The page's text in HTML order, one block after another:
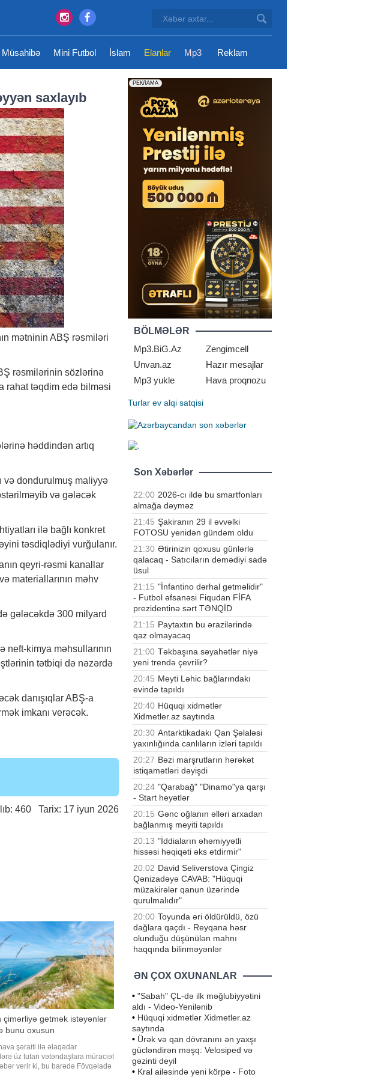
Müsahibə Mini Futbol İslam Elanlar Mp3 Reklam
saxlayıb
mətninin ABŞ rəsmiləri
rəsmilərinin sözlərinə
rahat təqdim edə bilməsi
həddindən artıq
və dondurulmuş maliyyə
və gələcək
ilə bağlı konkret
təsdiqlədiyi vurğulanır.
qeyri-rəsmi kanallar
materiallarının məhv
gələcəkdə 300 milyard
neft-kimya məhsullarının
tətbiqi də nəzərdə
danışıqlar ABŞ-a
imkanı verəcək.
460 Tarix: 17 iyun 2026
çimərliyə getmək istəyənlər
bunu oxusun
şəraiti ilə əlaqədar
üz tutan vətəndaşlara müraciət
verir ki, bu barədə Fövqəladə
BÖLMƏLƏR
Mp3.BiG.Az
Zengimcell
Unvan.az
Hazır mesajlar
Mp3 yukle
Hava proqnozu
Turlar ev alqi satqisi
Son Xəbərlər
22:00 2026-cı ildə bu smartfonları
almağa dəyməz
21:45 Şakiranın 29 il əvvəlki
FOTOSU yenidən gündəm oldu
21:30 Ətirinizin qoxusu günlərlə
qalacaq - Satıcıların demədiyi sadə
üsul
21:15 "İnfantino dərhal getməlidir"
- Futbol əfsanəsi Fiqudan FİFA
prezidentinə sərt TƏNQİD
21:15 Paytaxtın bu ərazilərində
qaz olmayacaq
21:00 Təkbaşına səyahətlər niyə
yeni trendə çevrilir?
20:45 Meyti Ləhic bağlarındakı
evində tapıldı
20:40 Hüquqi xidmətlər
Xidmetler.az saytında
20:30 Antarktikadakı Qan Şəlaləsi
yaxınlığında canlıların izləri tapıldı
20:27 Bəzi marşrutların hərəkət
istiqamətləri dəyişdi
20:24 "Qarabağ" "Dinamo"ya qarşı
- Start heyətlər
20:15 Gənc oğlanın əlləri arxadan
bağlanmış meyiti tapıldı
20:13 "İddiaların əhəmiyyətli
hissəsi həqiqəti əks etdirmir"
20:02 David Seliverstova Çingiz
Qənizadəyə CAVAB: "Hüquqi
müzakirələr qanun üzərində
qurulmalıdır"
20:00 Toyunda əri öldürüldü, özü
dağlara qaçdı - Reyqana həsr
olunduğu düşünülən mahnı
haqqında bilinməyənlər
ƏN ÇOX OXUNANLAR
• "Sabah" ÇL-də ilk məğlubiyyətini
aldı - Video-Yenilənib
• Hüquqi xidmətlər Xidmetler.az
saytında
• Ürək və qan dövranını ən yaxşı
gücləndirən məşq: Velosiped və
gəzinti deyil
• Kral ailəsində yeni körpə - Foto